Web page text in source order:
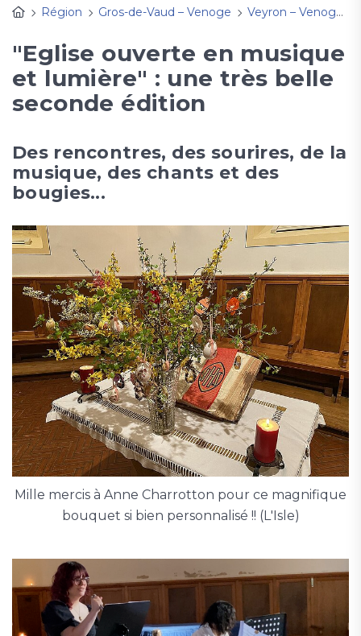
Région
Gros-de-Vaud – Venoge Veyron – Venoge
"Eglise ouverte en musique
et lumière" : une très belle
seconde édition
Des rencontres, des sourires, de la
musique, des chants et des
bougies...
Mille mercis à Anne Charrotton pour ce magnifique
bouquet si bien personnalisé !! (L'Isle)